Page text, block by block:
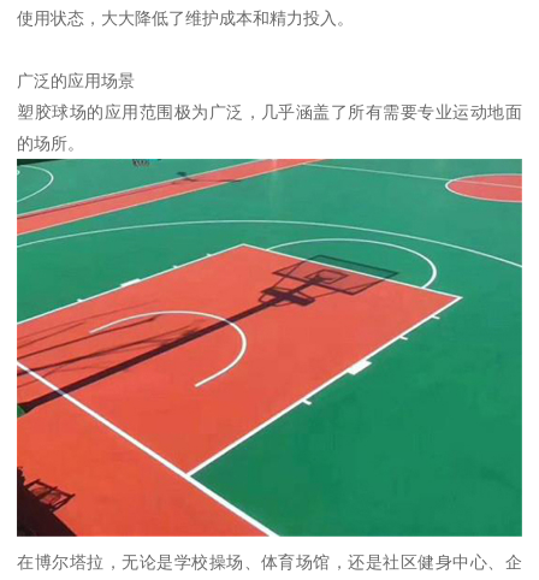
使用状态，大大降低了维护成本和精力投入。
广泛的应用场景
塑胶球场的应用范围极为广泛，几乎涵盖了所有需要专业运动地面
的场所。
在博尔塔拉，无论是学校操场、体育场馆，还是社区健身中心、企